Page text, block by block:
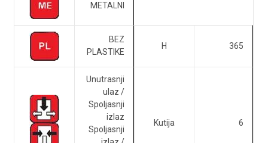
METALNI
BEZ
PLASTIKE
H 365
Unutrasnji
ulaz /
Spoljasnji
izlaz
Spoljasnji
Kutija 6